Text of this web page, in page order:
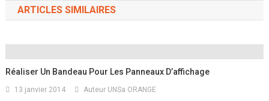
ARTICLES SIMILAIRES
Réaliser Un Bandeau Pour Les Panneaux D’affichage
13 janvier 2014 Auteur UNSa ORANGE